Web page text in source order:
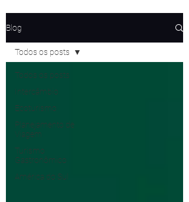
Blog
Todos os posts
Intercâmbio
Ecoturismo
Planejamento de
Viagem
Turismo
Gastronômico
América do Sul
Todos os posts